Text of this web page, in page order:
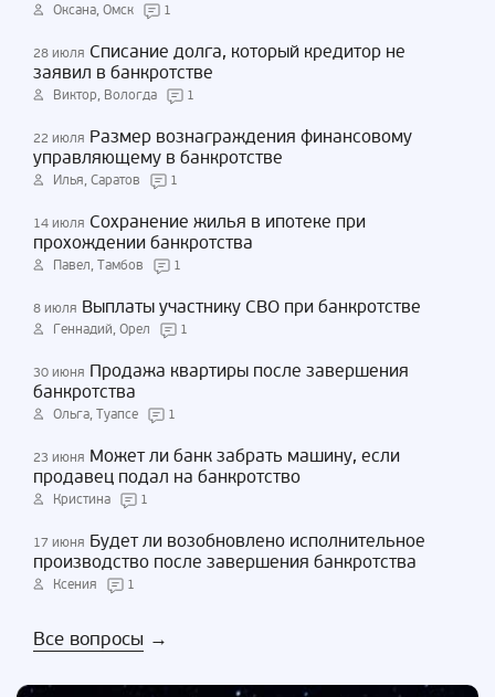
Оксана, Омск 1
28 июля Списание долга, который кредитор не
заявил в банкротстве
Виктор, Вологда 1
22 июля Размер вознаграждения финансовому
управляющему в банкротстве
Илья, Саратов 1
14 июля Сохранение жилья в ипотеке при
прохождении банкротства
Павел, Тамбов 1
8 июля Выплаты участнику СВО при банкротстве
Геннадий, Орел 1
30 июня Продажа квартиры после завершения
банкротства
Ольга, Туапсе 1
23 июня Может ли банк забрать машину, если
продавец подал на банкротство
Кристина 1
17 июня Будет ли возобновлено исполнительное
производство после завершения банкротства
Ксения 1
Все вопросы →